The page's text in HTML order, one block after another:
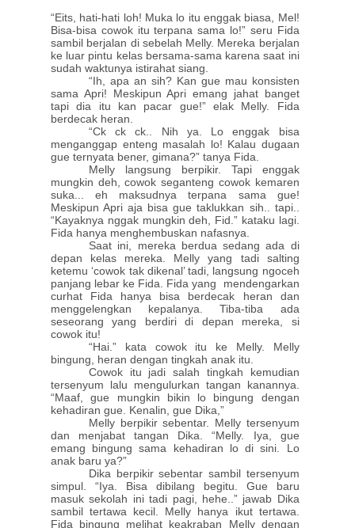
“Eits, hati-hati loh! Muka lo itu enggak biasa, Mel!
Bisa-bisa cowok itu terpana sama lo!” seru Fida
sambil berjalan di sebelah Melly. Mereka berjalan
ke luar pintu kelas bersama-sama karena saat ini
sudah waktunya istirahat siang.
“Ih, apa an sih? Kan gue mau konsisten
sama Apri! Meskipun Apri emang jahat banget
tapi dia itu kan pacar gue!” elak Melly. Fida
berdecak heran.
“Ck ck ck.. Nih ya. Lo enggak bisa
menganggap enteng masalah lo! Kalau dugaan
gue ternyata bener, gimana?” tanya Fida.
Melly langsung berpikir. Tapi enggak
mungkin deh, cowok seganteng cowok kemaren
suka... eh maksudnya terpana sama gue!
Meskipun Apri aja bisa gue taklukkan sih.. tapi..
“Kayaknya nggak mungkin deh, Fid.” kataku lagi.
Fida hanya menghembuskan nafasnya.
Saat ini, mereka berdua sedang ada di
depan kelas mereka. Melly yang tadi salting
ketemu ‘cowok tak dikenal’ tadi, langsung ngoceh
panjang lebar ke Fida. Fida yang mendengarkan
curhat Fida hanya bisa berdecak heran dan
menggelengkan kepalanya. Tiba-tiba ada
seseorang yang berdiri di depan mereka, si
cowok itu!
“Hai.” kata cowok itu ke Melly. Melly
bingung, heran dengan tingkah anak itu.
Cowok itu jadi salah tingkah kemudian
tersenyum lalu mengulurkan tangan kanannya.
“Maaf, gue mungkin bikin lo bingung dengan
kehadiran gue. Kenalin, gue Dika,”
Melly berpikir sebentar. Melly tersenyum
dan menjabat tangan Dika. “Melly. Iya, gue
emang bingung sama kehadiran lo di sini. Lo
anak baru ya?”
Dika berpikir sebentar sambil tersenyum
simpul. “Iya. Bisa dibilang begitu. Gue baru
masuk sekolah ini tadi pagi, hehe..” jawab Dika
sambil tertawa kecil. Melly hanya ikut tertawa.
Fida bingung melihat keakraban Melly dengan